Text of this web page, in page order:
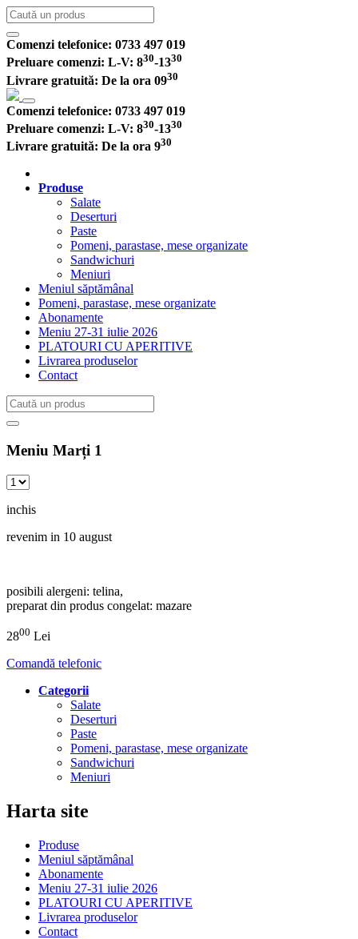
Comenzi telefonice: 0733 497 019
Preluare comenzi: L-V: 830-1330
Livrare gratuită: De la ora 0930
Comenzi telefonice: 0733 497 019
Preluare comenzi: L-V: 830-1330
Livrare gratuită: De la ora 930
Produse
Salate
Deserturi
Paste
Pomeni, parastase, mese organizate
Sandwichuri
Meniuri
Meniul săptămânal
Pomeni, parastase, mese organizate
Abonamente
Meniu 27-31 iulie 2026
PLATOURI CU APERITIVE
Livrarea produselor
Contact
Meniu Marți 1
inchis
revenim in 10 august
posibili alergeni: telina,
preparat din produs congelat: mazare
2800 Lei
Comandă telefonic
Categorii
Salate
Deserturi
Paste
Pomeni, parastase, mese organizate
Sandwichuri
Meniuri
Harta site
Produse
Meniul săptămânal
Abonamente
Meniu 27-31 iulie 2026
PLATOURI CU APERITIVE
Livrarea produselor
Contact